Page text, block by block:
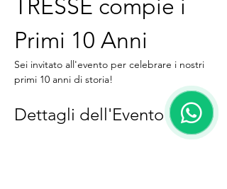
TRESSE compie i
Primi 10 Anni
Sei invitato all'evento per celebrare i nostri
primi 10 anni di storia!
Dettagli dell'Evento